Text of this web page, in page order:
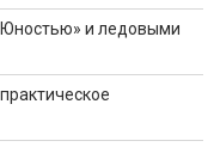
и ледовыми